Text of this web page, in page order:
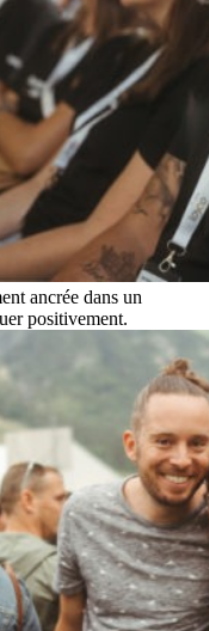
ancrée dans un
positivement.